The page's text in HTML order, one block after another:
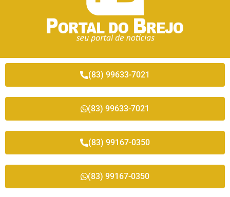
(83) 99633-7021
(83) 99633-7021
(83) 99167-0350
(83) 99167-0350